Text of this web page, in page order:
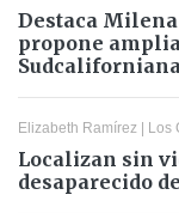
Destaca
propone
Elizabeth Ramírez Los
Localizan sin
desaparecido